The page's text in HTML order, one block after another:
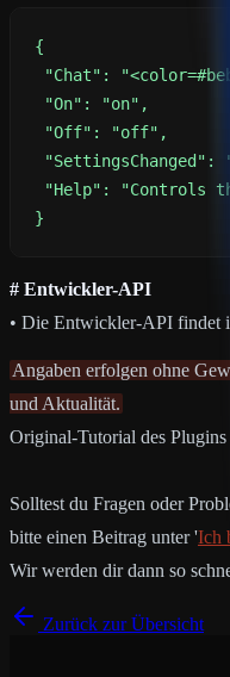
}
# Entwickler-API
• Die Entwickler-API findet
Angaben erfolgen ohne
und Aktualität.
Original-Tutorial des Plugins
Solltest du Fragen oder
bitte einen Beitrag unter 'Ich
Wir werden dir dann so
Zurück zur Übersicht